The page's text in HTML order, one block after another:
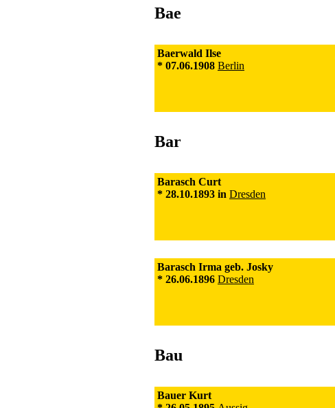
Bae
Baerwald Ilse
* 07.06.1908 Berlin
Bar
Barasch Curt
* 28.10.1893 in Dresden
Barasch Irma geb. Josky
* 26.06.1896 Dresden
Bau
Bauer Kurt